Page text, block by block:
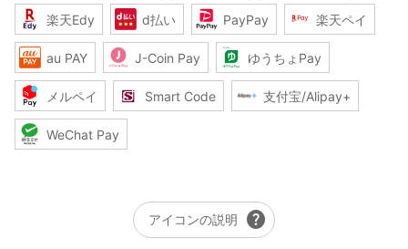
楽天Edy d払い PayPay 楽天ペイ
au PAY J-Coin Pay ゆうちょPay
メルペイ Smart Code 支付宝/Alipay+
WeChat Pay
アイコンの説明 help